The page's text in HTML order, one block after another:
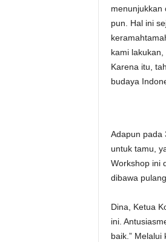
menunjukkan
pun. Hal ini
kami
Karena itu,
budaya
Adapun pada
untuk tamu,
Workshop ini
dibawa
Dina, Ketua
ini.
baik.”